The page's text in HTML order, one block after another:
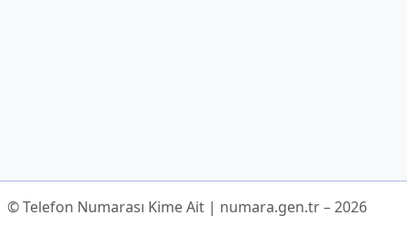
© Telefon Numarası Kime Ait | numara.gen.tr – 2026